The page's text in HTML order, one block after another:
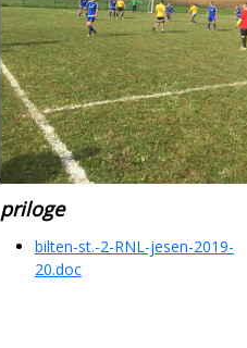
priloge
bilten-st.-2-RNL-jesen-2019-
20.doc